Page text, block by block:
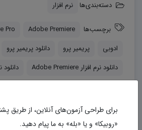
دسته‌بندی‌ها نرم افزار
برچسب‌ها Adobe Premiere
Pro
ادوبی
پریمیر پرو
دانلود پریمیر پرو
دانلود نرم افزار Adobe Premiere
دانلود
بتافایل
برای طراحی آزمون‌های آنلاین، از طریق
«روبیکا» و یا «بله» به ما پیام دهید.